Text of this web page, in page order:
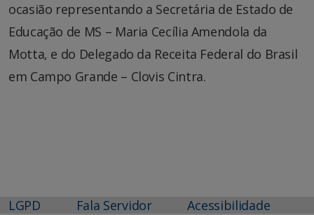
ocasião representando a Secretária de Estado de
Educação de MS – Maria Cecília Amendola da
Motta, e do Delegado da Receita Federal do Brasil
em Campo Grande – Clovis Cintra.
LGPD Fala Servidor Acessibilidade